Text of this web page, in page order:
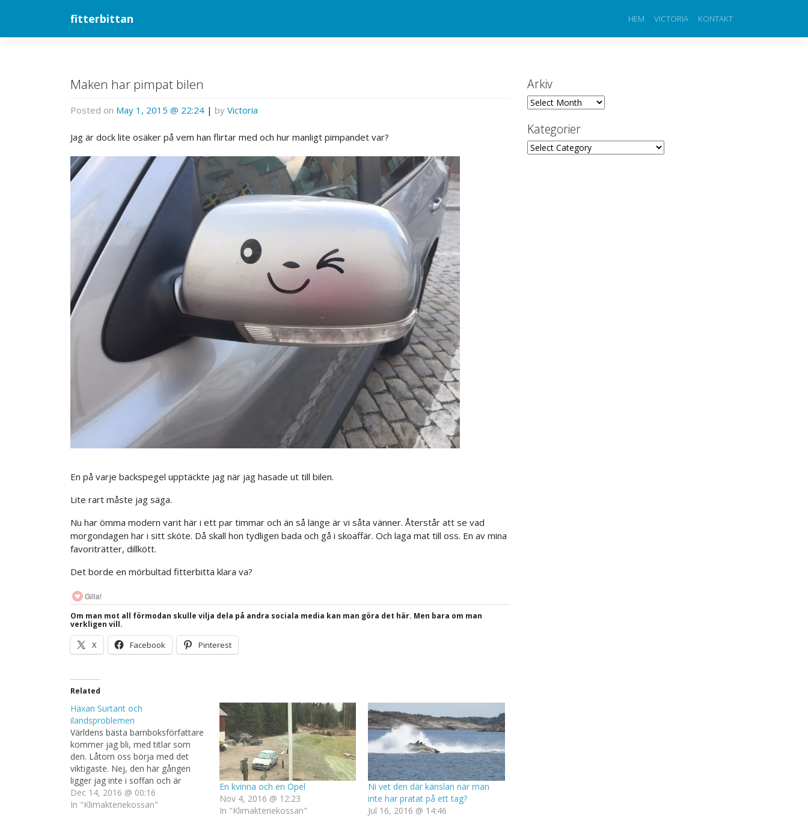
fitterbittan HEM VICTORIA KONTAKT
Maken har pimpat bilen
Posted on May 1, 2015 @ 22:24 | by Victoria
Jag är dock lite osäker på vem han flirtar med och hur manligt pimpandet var?
En på varje backspegel upptäckte jag när jag hasade ut till bilen.
Lite rart måste jag säga.
Nu har ömma modern varit här i ett par timmar och än så länge är vi såta vänner. Återstår att se vad
morgondagen har i sitt sköte. Då skall hon tydligen bada och gå i skoaffär. Och laga mat till oss. En av mina
favoriträtter, dillkött.
Det borde en mörbultad fitterbitta klara va?
Gilla!
Om man mot all förmodan skulle vilja dela på andra sociala media kan man göra det här. Men bara om man
verkligen vill.
X Facebook Pinterest
Related
Häxan Surtant och
ilandsproblemen
Världens bästa barnboksförfattare
kommer jag bli, med titlar som
den. Låtom oss börja med det
viktigaste. Nej, den här gången
ligger jag inte i soffan och är
paralyserad. Jag råkar bara ha varit
lite sur över olika saker som tex
Dec 14, 2016 @ 00:16
In "Klimakteriekossan"
En kvinna och en Opel
Nov 4, 2016 @ 12:23
In "Klimakteriekossan"
Ni vet den där känslan när man
inte har pratat på ett tag?
Jul 16, 2016 @ 14:46
Arkiv
Arkiv
Kategorier
Kategorier